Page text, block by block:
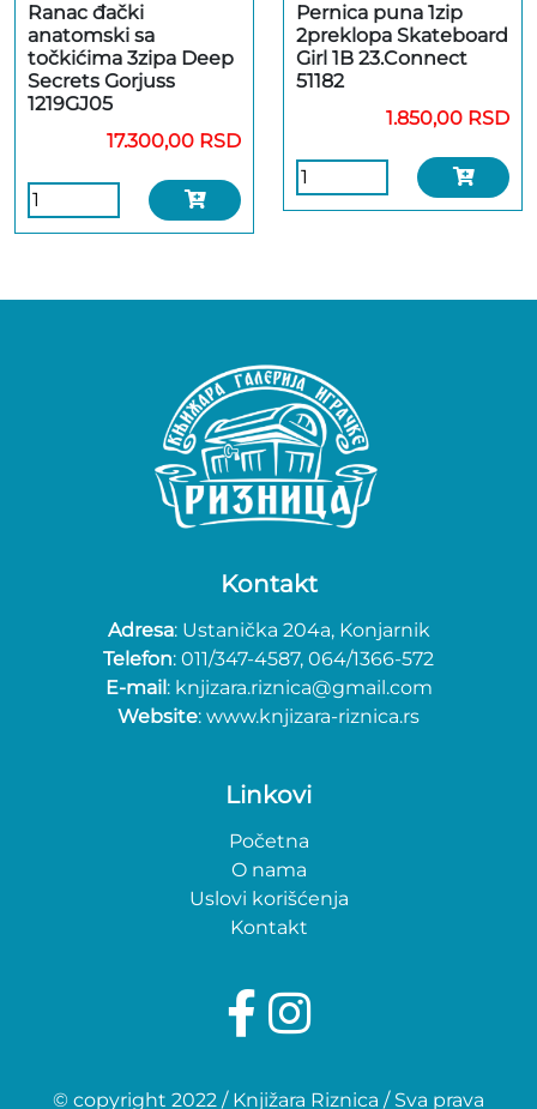
Ranac đački
anatomski sa
točkićima 3zipa Deep
Secrets Gorjuss
1219GJ05
17.300,00 RSD
Pernica puna 1zip
2preklopa Skateboard
Girl 1B 23.Connect
51182
1.850,00 RSD
Kontakt
Adresa: Ustanička 204a, Konjarnik
Telefon: 011/347-4587, 064/1366-572
E-mail : knjizara.riznica@gmail.com
Website: www.knjizara-riznica.rs
Linkovi
Početna
O nama
Uslovi korišćenja
Kontakt
© copyright 2022 / Knjižara Riznica / Sva prava